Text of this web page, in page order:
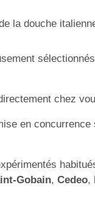
la douche
chez
en
Gobain, Cedeo,